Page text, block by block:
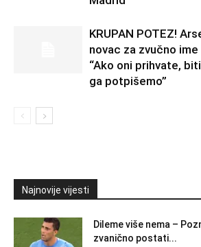
KRUPAN POTEZ!
novac za zvučno ime
“Ako oni prihvate,
ga potpišemo”
Najnovije vijesti
Dileme više nema –
zvanično postati...